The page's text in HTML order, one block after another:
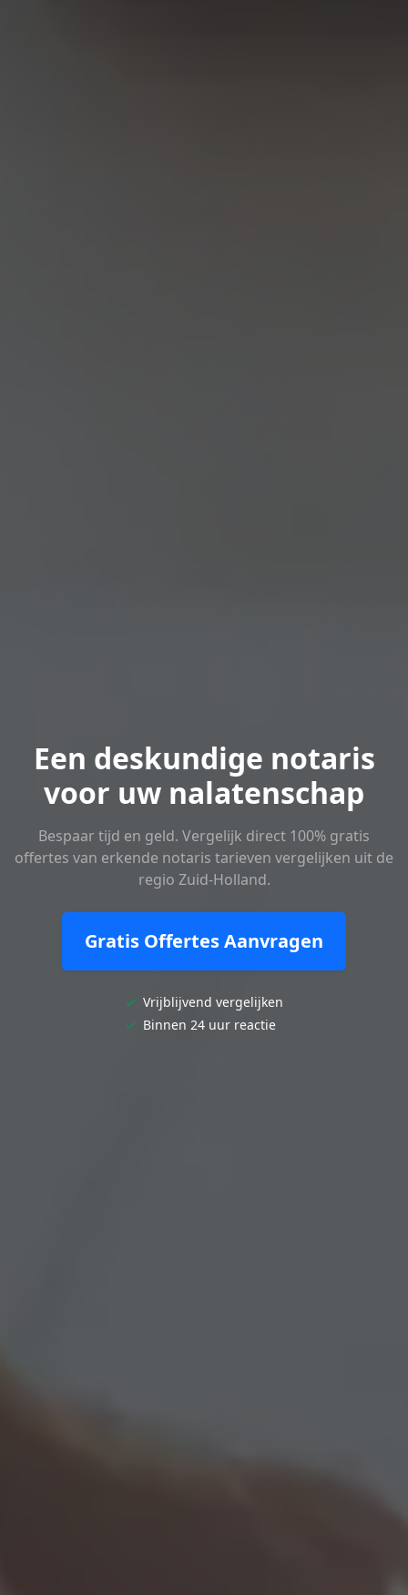
Een deskundige notaris
voor uw nalatenschap
Bespaar tijd en geld. Vergelijk direct 100% gratis
offertes van erkende notaris tarieven vergelijken uit de
regio Zuid-Holland.
Gratis Offertes Aanvragen
✓ Vrijblijvend vergelijken
✓ Binnen 24 uur reactie